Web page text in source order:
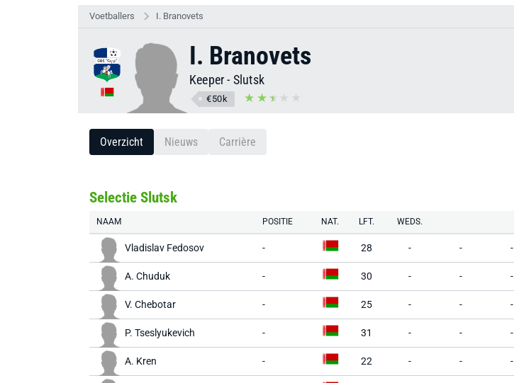
Voetballers I. Branovets
I. Branovets
Keeper- Slutsk
€50k
Overzicht Nieuws Carrière
Selectie Slutsk
NAAM POSITIE NAT. LFT. WEDS.
Vladislav Fedosov - 28 - - -
A. Chuduk - 30 - - -
V. Chebotar - 25 - - -
P. Tseslyukevich - 31 - - -
A. Kren - 22 - - -